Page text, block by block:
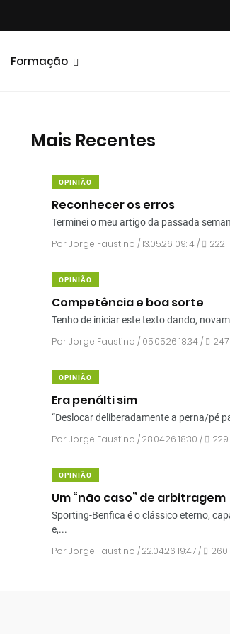
Formação
Mais Recentes
OPINIÃO
Reconhecer os erros
Terminei o meu artigo da passada
PorJorge Faustino / 13.05.26 09:14 / 222
OPINIÃO
Competência e boa sorte
Tenho de iniciar este texto dando,
PorJorge Faustino / 05.05.26 18:34 / 247
OPINIÃO
Era penálti sim
“Deslocar deliberadamente a perna/pé
PorJorge Faustino / 28.04.26 18:30 / 229
OPINIÃO
Um “não caso” de arbitragem
Sporting-Benfica é o clássico eterno,
e,...
PorJorge Faustino / 22.04.26 19:47 / 260